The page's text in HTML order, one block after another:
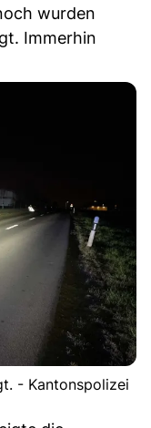
wurden
Immerhin
- Kantonspolizei